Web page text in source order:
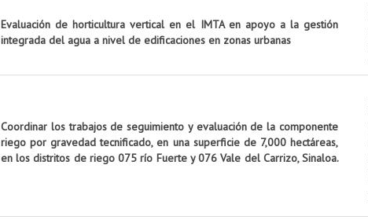
Evaluación de horticultura vertical en el IMTA en apoyo a la gestión
integrada del agua a nivel de edificaciones en zonas urbanas
Coordinar los trabajos de seguimiento y evaluación de la componente
riego por gravedad tecnificado, en una superficie de 7,000 hectáreas,
en los distritos de riego 075 río Fuerte y 076 Vale del Carrizo, Sinaloa.